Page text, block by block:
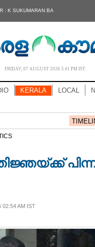
: K SUKUMARAN BA
FRIDAY, 07 AUGUST 2026 3.41 PM IST
KERALA LOCAL
02:54 AM IST